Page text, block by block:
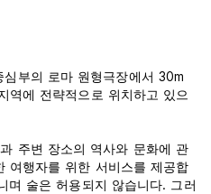
부의 로마 원형극장에서 30m
역에 전략적으로 위치하고 있으
주변 장소의 역사와 문화에 관
여행자를 위한 서비스를 제공합
며 술은 허용되지 않습니다. 그러